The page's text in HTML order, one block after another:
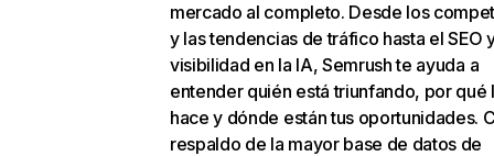
mercado al completo. Desde los
y las tendencias de tráfico hasta el SEO
visibilidad en la IA, Semrush te ayuda a
entender quién está triunfando, por qué
hace y dónde están tus oportunidades.
respaldo de la mayor base de datos de